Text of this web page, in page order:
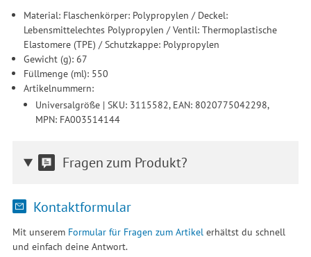
Material: Flaschenkörper: Polypropylen / Deckel:
Lebensmittelechtes Polypropylen / Ventil: Thermoplastische
Elastomere (TPE) / Schutzkappe: Polypropylen
Gewicht (g): 67
Füllmenge (ml): 550
Artikelnummern:
Universalgröße | SKU: 3115582, EAN: 8020775042298,
MPN: FA003514144
Fragen zum Produkt?
Kontaktformular
Mit unserem Formular für Fragen zum Artikelerhältst du schnell
und einfach deine Antwort.